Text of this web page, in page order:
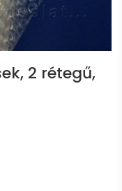
2 rétegű,